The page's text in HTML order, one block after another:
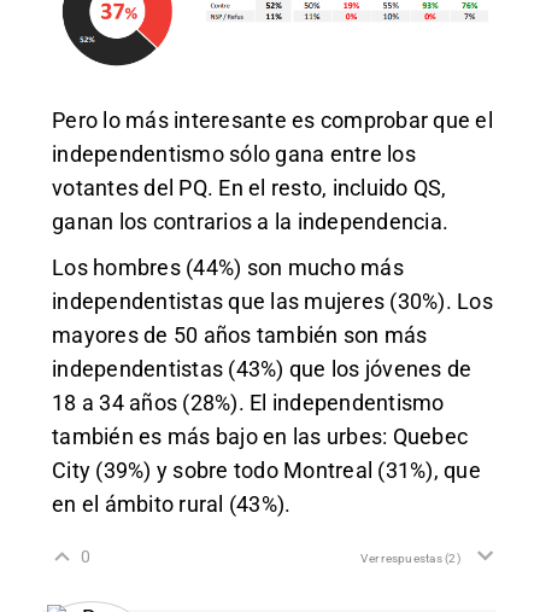
Pero lo más interesante es comprobar que el
independentismo sólo gana entre los
votantes del PQ. En el resto, incluido QS,
ganan los contrarios a la independencia.
Los hombres (44%) son mucho más
independentistas que las mujeres (30%). Los
mayores de 50 años también son más
independentistas (43%) que los jóvenes de
18 a 34 años (28%). El independentismo
también es más bajo en las urbes: Quebec
City (39%) y sobre todo Montreal (31%), que
en el ámbito rural (43%).
0 Ver respuestas(2)